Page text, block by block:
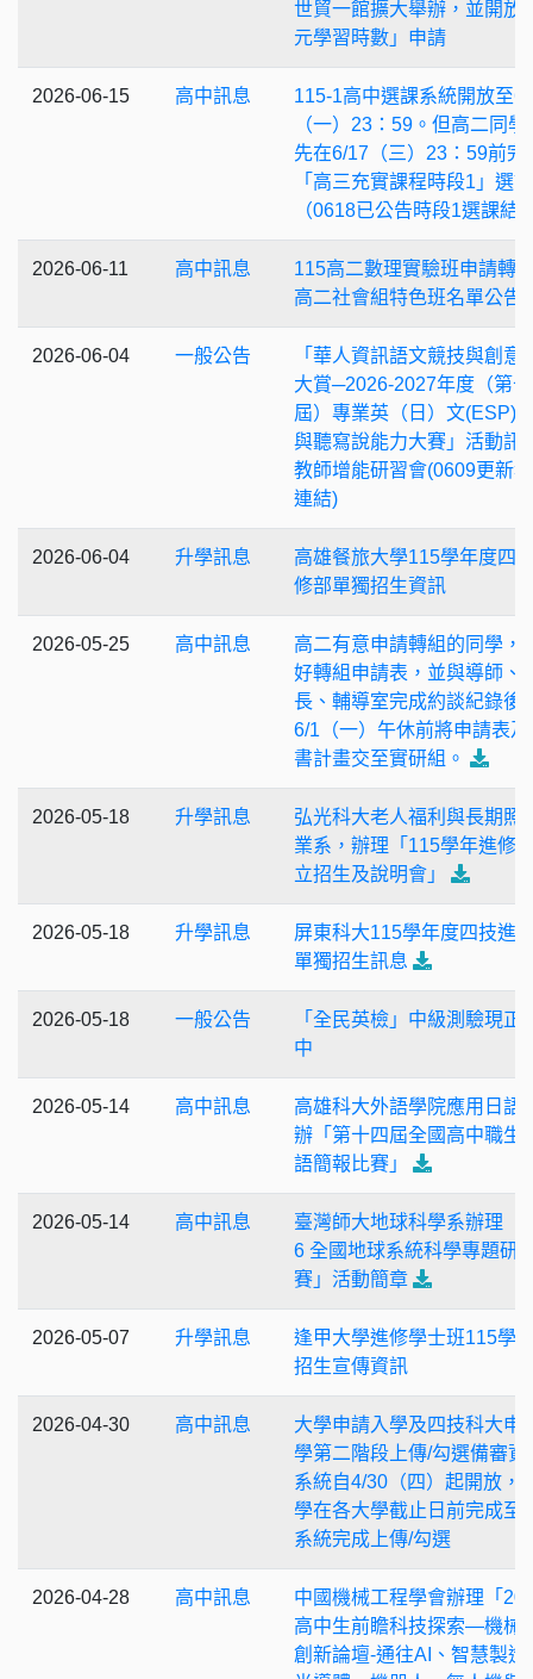
世貿一館擴大舉辦，並開放
元學習時數」申請
2026-06-15 高中訊息
115-1高中選課系統開放至
（一）23：59。但高二同學
先在6/17（三）23：59前完
「高三充實課程時段1」選
（0618已公告時段1選課結
2026-06-11 高中訊息
115高二數理實驗班申請轉
高二社會組特色班名單公告
2026-06-04 一般公告
「華人資訊語文競技與創意
大賞─2026-2027年度（第
屆）專業英（日）文(ESP)
與聽寫說能力大賽」活動訊
教師增能研習會(0609更新
連結)
2026-06-04 升學訊息
高雄餐旅大學115學年度四
修部單獨招生資訊
2026-05-25 高中訊息
高二有意申請轉組的同學，
好轉組申請表，並與導師、
長、輔導室完成約談紀錄後
6/1（一）午休前將申請表及
書計畫交至實研組。
2026-05-18 升學訊息
弘光科大老人福利與長期照
業系，辦理「115學年進修
立招生及說明會」
2026-05-18 升學訊息
屏東科大115學年度四技進
單獨招生訊息
2026-05-18 一般公告
「全民英檢」中級測驗現正
中
2026-05-14 高中訊息
高雄科大外語學院應用日語
辦「第十四屆全國高中職生
語簡報比賽」
2026-05-14 高中訊息
臺灣師大地球科學系辦理「
6 全國地球系統科學專題研
賽」活動簡章
2026-05-07 升學訊息
逢甲大學進修學士班115學
招生宣傳資訊
2026-04-30 高中訊息
大學申請入學及四技科大申
學第二階段上傳/勾選備審資
系統自4/30（四）起開放，
學在各大學截止日前完成至
系統完成上傳/勾選
2026-04-28 高中訊息
中國機械工程學會辦理「
高中生前瞻科技探索—機械
創新論壇-通往AI、智慧製造